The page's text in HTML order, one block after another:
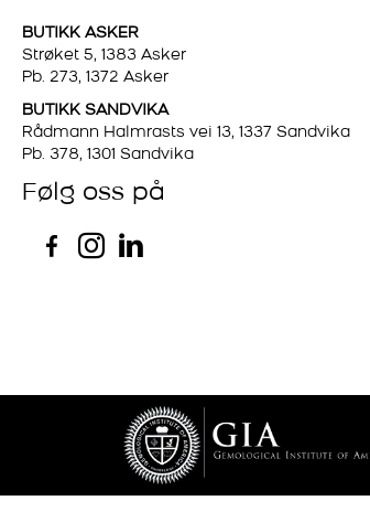
BUTIKK ASKER
Strøket 5, 1383 Asker
Pb. 273, 1372 Asker
BUTIKK SANDVIKA
Rådmann Halmrasts vei 13, 1337 Sandvika
Pb. 378, 1301 Sandvika
Følg oss på